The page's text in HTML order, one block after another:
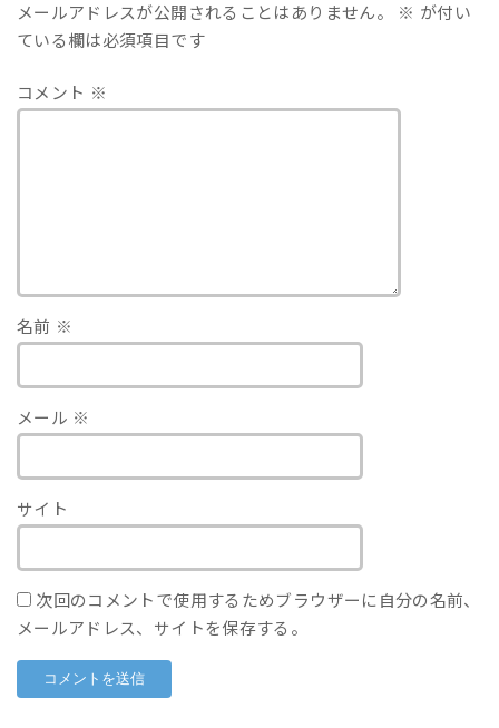
メールアドレスが公開されることはありません。 ※ が付い
ている欄は必須項目です
コメント ※
名前 ※
メール ※
サイト
次回のコメントで使用するためブラウザーに自分の名前、
メールアドレス、サイトを保存する。